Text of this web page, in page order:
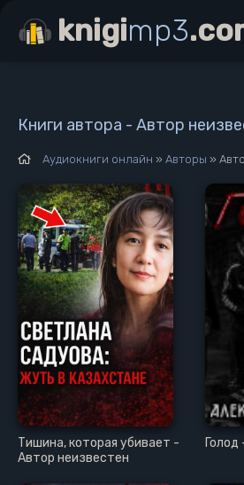
Книги автора - Автор
Аудиокниги онлайн » Авторы »
Тишина, которая убивает -
Автор неизвестен
knigimp3